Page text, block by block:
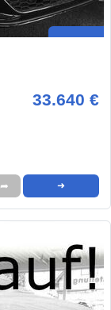
33.640 €
➦ ➜